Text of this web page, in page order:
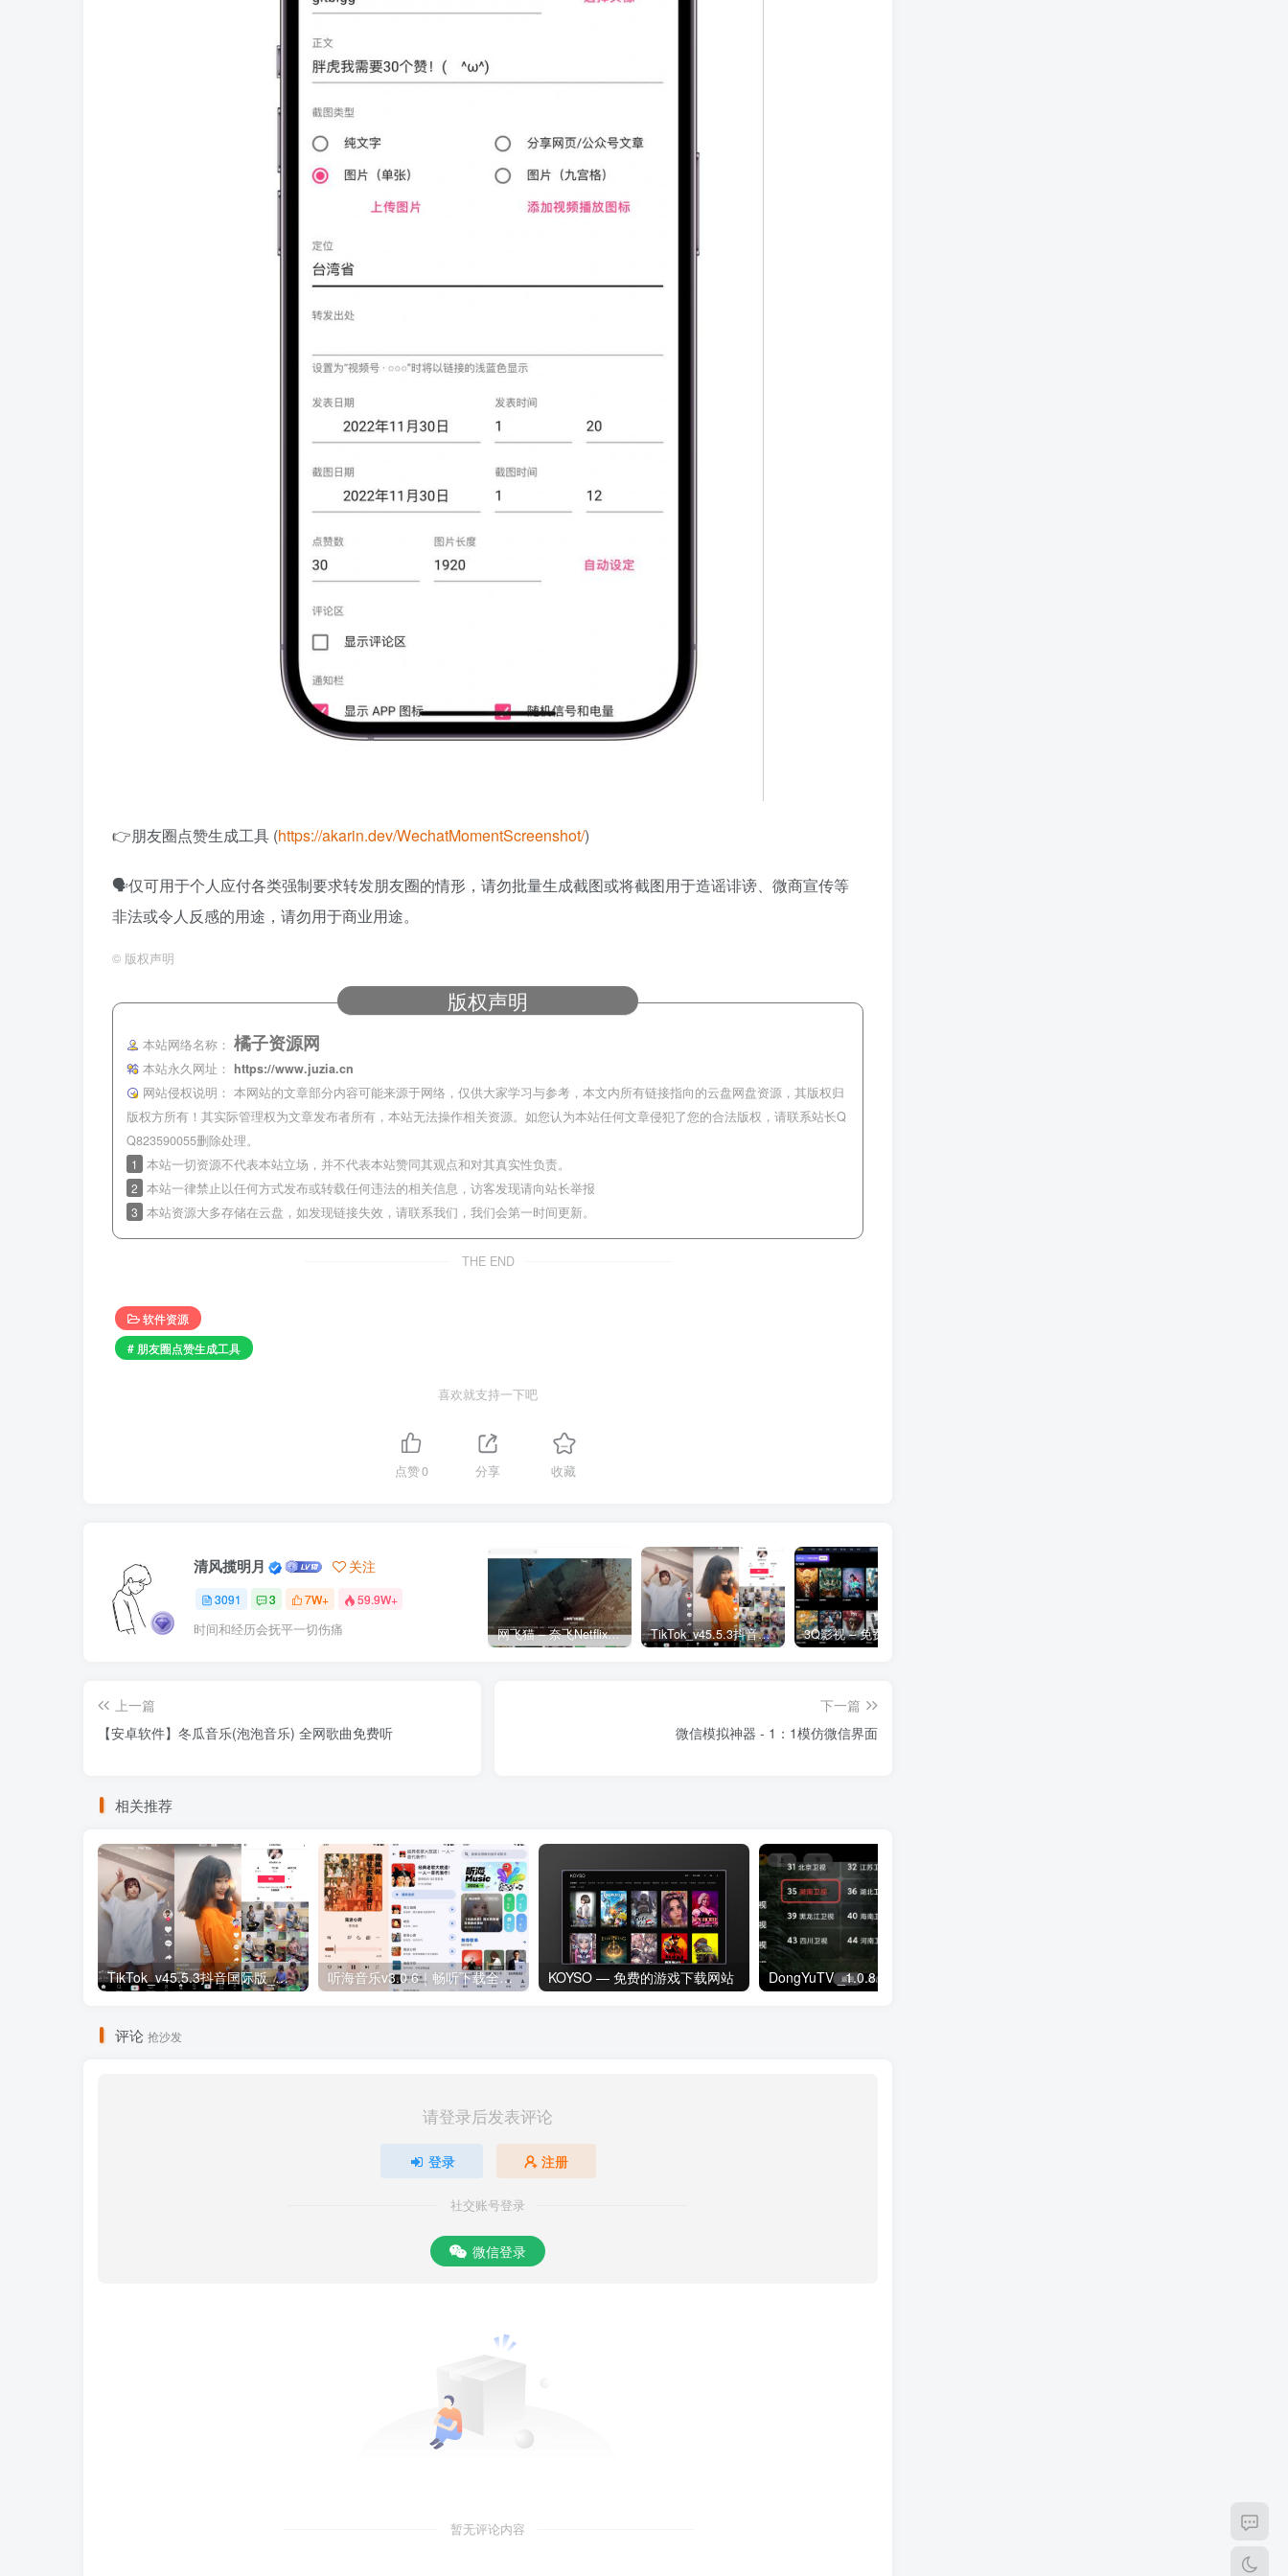
👉朋友圈点赞生成工具 (https://akarin.dev/WechatMomentScreenshot/)
🗣仅可用于个人应付各类强制要求转发朋友圈的情形，请勿批量生成截图或将截图用于造谣诽谤、微商宣传等
非法或令人反感的用途，请勿用于商业用途。
© 版权声明
版权声明
本站网络名称： 橘子资源网
本站永久网址：
https://www.juzia.cn
网站侵权说明： 本网站的文章部分内容可能来源于网络，仅供大家学习与参考，本文内所有链接指向的云盘网盘资源，其版权归
版权方所有！其实际管理权为文章发布者所有，本站无法操作相关资源。如您认为本站任何文章侵犯了您的合法版权，请联系站长Q
Q823590055删除处理。
1 本站一切资源不代表本站立场，并不代表本站赞同其观点和对其真实性负责。
2 本站一律禁止以任何方式发布或转载任何违法的相关信息，访客发现请向站长举报
3 本站资源大多存储在云盘，如发现链接失效，请联系我们，我们会第一时间更新。
THE END
软件资源
# 朋友圈点赞生成工具
喜欢就支持一下吧
点赞0 分享 收藏
清风揽明月 关注
3091 3 7W+ 59.9W+
时间和经历会抚平一切伤痛 网飞猫 – 奈飞Netflix免费看 TikTok_v45.5.3抖音国际版_免拔卡解锁全球版
上一篇
【安卓软件】冬瓜音乐(泡泡音乐) 全网歌曲免费听
下一篇
微信模拟神器 - 1：1模仿微信界面
相关推荐
TikTok_v45.5.3抖音国际版_免拔卡解锁全球版 听海音乐v3.0.6｜畅听下载全网歌曲 无损音质下载歌曲 KOYSO — 免费的游戏下载网站
评论 抢沙发
请登录后发表评论
登录 注册
社交账号登录
微信登录
暂无评论内容